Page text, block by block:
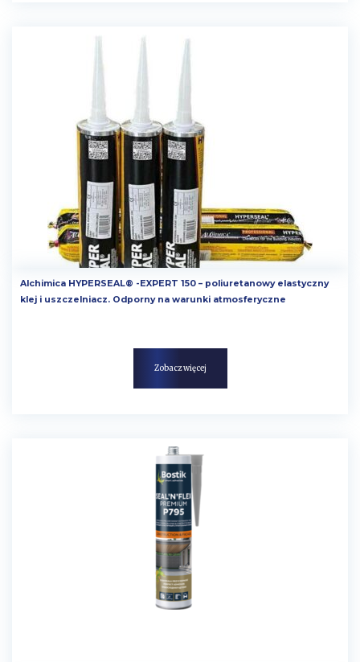
Alchimica HYPERSEAL® -EXPERT 150 – poliuretanowy elastyczny
klej i uszczelniacz. Odporny na warunki atmosferyczne
Zobacz więcej